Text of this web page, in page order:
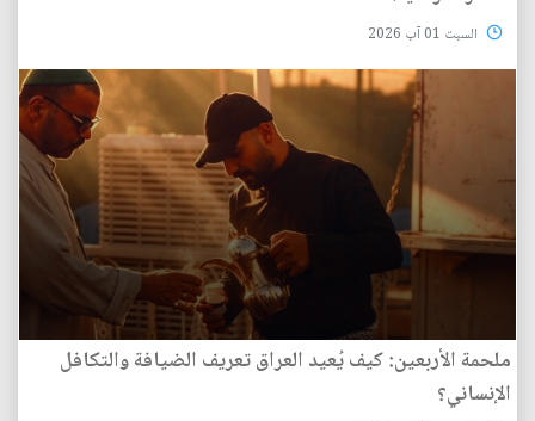
السبت 01 آب 2026
ملحمة الأربعين: كيف يُعيد العراق تعريف الضيافة والتكافل
الإنساني؟